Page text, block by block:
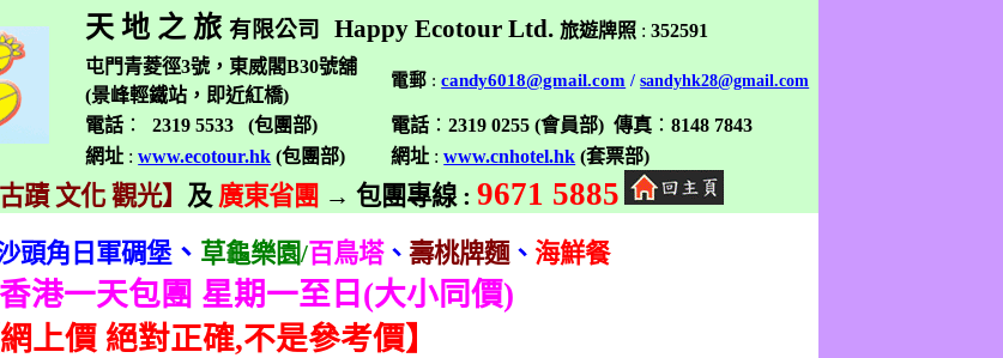
天 地 之 旅有限公司 Happy Ecotour Ltd.旅遊牌照 :352591
屯門青菱徑3號，東威閣B30號舖
(景峰輕鐵站，即近紅橋)
電郵 :candy6018@gmail.com /sandyhk28@gmail.com
電話 ： 2319 5533 (包團部) 電話 ：2319 0255 (會員部)傳真 ：8148 7843
網址 : www.ecotour.hk (包團部) 網址 : www.cnhotel.hk (套票部)
蹟 文化 觀光】 及 廣東省團 → 包團專線: 9671 5885
頭角日軍碉堡、 草龜樂園/百鳥塔、 壽桃牌麵、 海鮮餐
港一天包團 星期一至日 (大小同價)
網上價 絕對正確,不是參考價】